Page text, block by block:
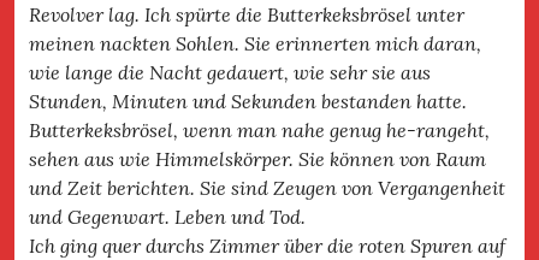
Revolver lag. Ich spürte die Butterkeksbrösel unter
meinen nackten Sohlen. Sie erinnerten mich daran,
wie lange die Nacht gedauert, wie sehr sie aus
Stunden, Minuten und Sekunden bestanden hatte.
Butterkeksbrösel, wenn man nahe genug he-rangeht,
sehen aus wie Himmelskörper. Sie können von Raum
und Zeit berichten. Sie sind Zeugen von Vergangenheit
und Gegenwart. Leben und Tod.
Ich ging quer durchs Zimmer über die roten Spuren auf